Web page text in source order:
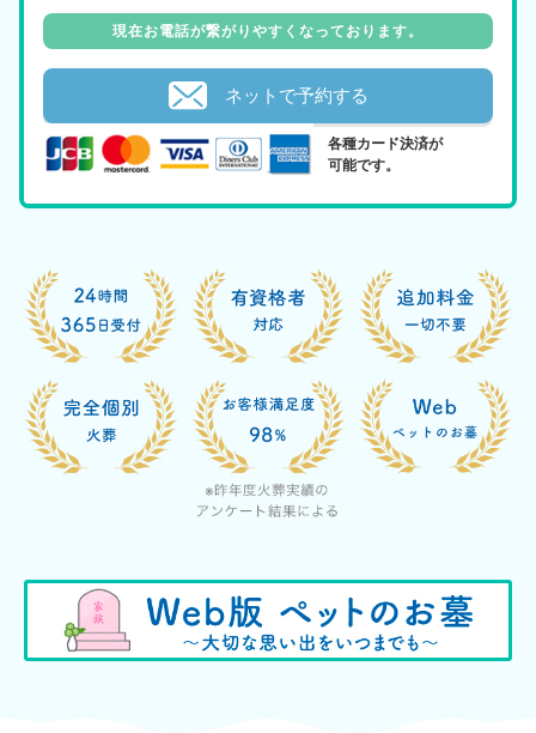
現在お電話が繋がりやすくなっております。
ネットで予約する
各種カード決済が
可能です。